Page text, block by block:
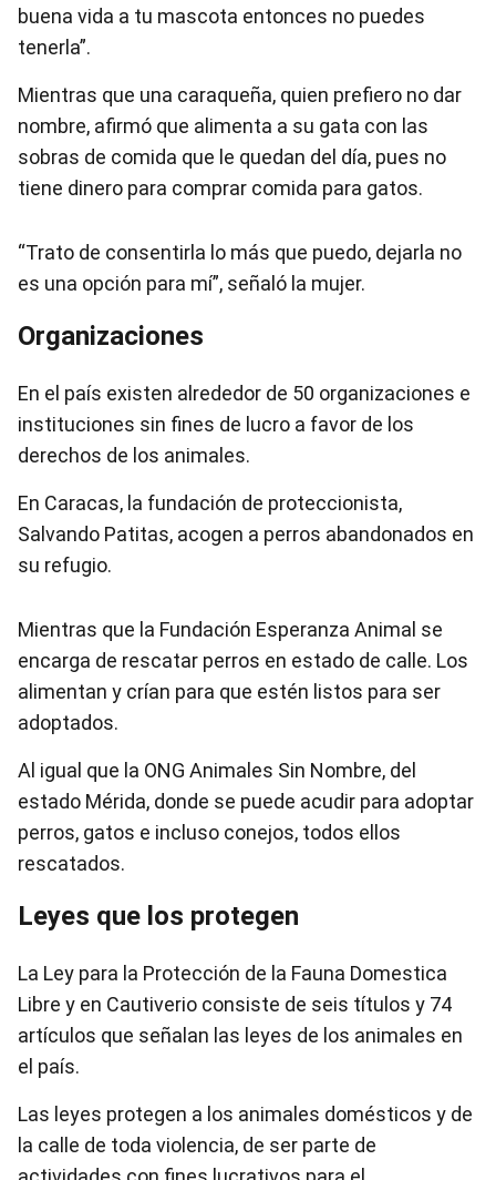
buena vida a tu mascota entonces no puedes
tenerla”.
Mientras que una caraqueña, quien prefiero no dar
nombre, afirmó que alimenta a su gata con las
sobras de comida que le quedan del día, pues no
tiene dinero para comprar comida para gatos.
“Trato de consentirla lo más que puedo, dejarla no
es una opción para mí”, señaló la mujer.
Organizaciones
En el país existen alrededor de 50 organizaciones e
instituciones sin fines de lucro a favor de los
derechos de los animales.
En Caracas, la fundación de proteccionista,
Salvando Patitas, acogen a perros abandonados en
su refugio.
Mientras que la Fundación Esperanza Animal se
encarga de rescatar perros en estado de calle. Los
alimentan y crían para que estén listos para ser
adoptados.
Al igual que la ONG Animales Sin Nombre, del
estado Mérida, donde se puede acudir para adoptar
perros, gatos e incluso conejos, todos ellos
rescatados.
Leyes que los protegen
La Ley para la Protección de la Fauna Domestica
Libre y en Cautiverio consiste de seis títulos y 74
artículos que señalan las leyes de los animales en
el país.
Las leyes protegen a los animales domésticos y de
la calle de toda violencia, de ser parte de